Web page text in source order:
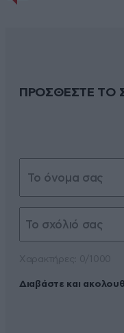
ΠΡΟΣΘΕΣΤΕ ΤΟ
Διαβάστε και